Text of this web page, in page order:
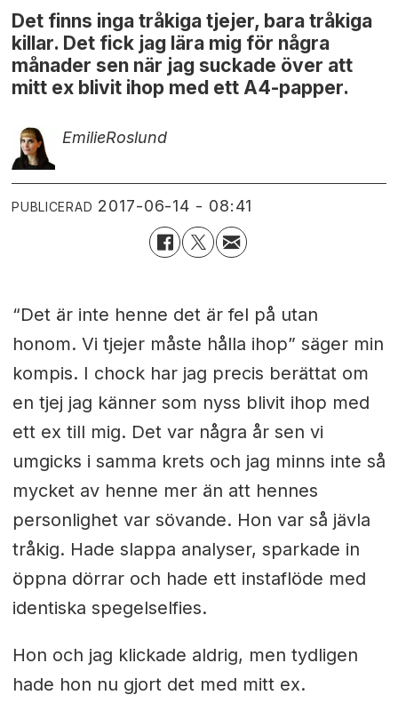
Det finns inga tråkiga tjejer, bara tråkiga
killar. Det fick jag lära mig för några
månader sen när jag suckade över att
mitt ex blivit ihop med ett A4-papper.
EmilieRoslund
PUBLICERAD 2017-06-14 - 08:41
“Det är inte henne det är fel på utan
honom. Vi tjejer måste hålla ihop” säger min
kompis. I chock har jag precis berättat om
en tjej jag känner som nyss blivit ihop med
ett ex till mig. Det var några år sen vi
umgicks i samma krets och jag minns inte så
mycket av henne mer än att hennes
personlighet var sövande. Hon var så jävla
tråkig. Hade slappa analyser, sparkade in
öppna dörrar och hade ett instaflöde med
identiska spegelselfies.
Hon och jag klickade aldrig, men tydligen
hade hon nu gjort det med mitt ex.